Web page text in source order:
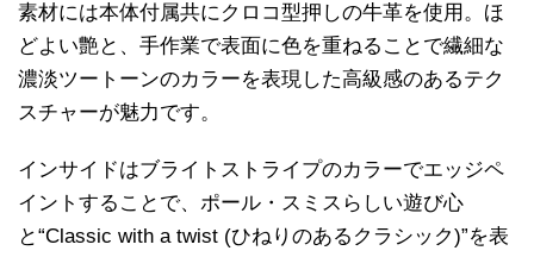
素材には本体付属共にクロコ型押しの牛革を使用。ほ
どよい艶と、手作業で表面に色を重ねることで繊細な
濃淡ツートーンのカラーを表現した高級感のあるテク
スチャーが魅力です。
インサイドはブライトストライプのカラーでエッジペ
イントすることで、ポール・スミスらしい遊び心
と“Classic with a twist (ひねりのあるクラシック)”を表